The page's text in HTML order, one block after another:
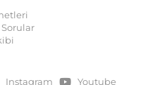
Sorular
Instagram Youtube